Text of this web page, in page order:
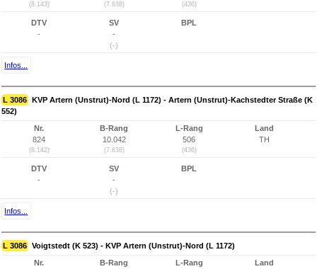
(8.143) (7.638) (436)
DTV
-
SV
-
(-)
BPL
Infos...
L 3086 KVP Artern (Unstrut)-Nord (L 1172) - Artern (Unstrut)-Kachstedter Straße (K
552)
Nr.
824
(8.142)
B-Rang
10.042
(7.638)
L-Rang
506
(436)
Land
TH
DTV
-
SV
-
(-)
BPL
Infos...
L 3086 Voigtstedt (K 523) - KVP Artern (Unstrut)-Nord (L 1172)
Nr.
B-Rang
L-Rang
Land